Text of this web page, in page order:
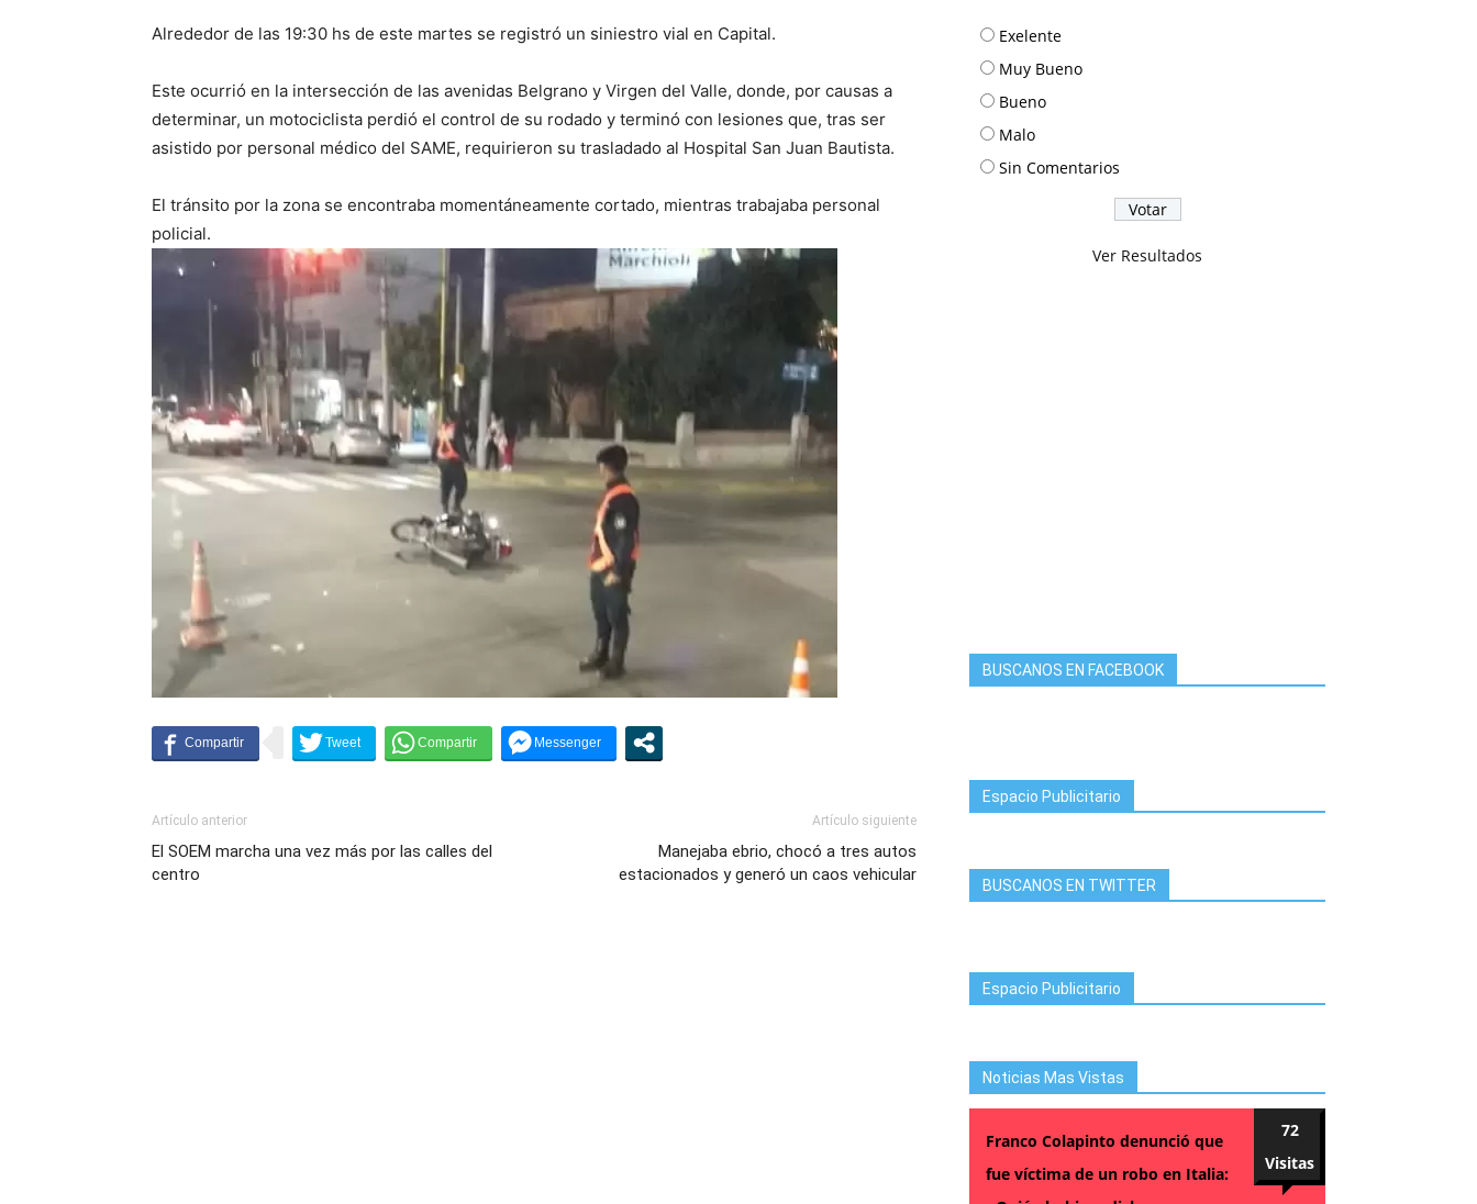
Alrededor de las 19:30 hs de este martes se registró un siniestro vial en Capital.
Este ocurrió en la intersección de las avenidas Belgrano y Virgen del Valle, donde, por causas a
determinar, un motociclista perdió el control de su rodado y terminó con lesiones que, tras ser
asistido por personal médico del SAME, requirieron su trasladado al Hospital San Juan Bautista.
El tránsito por la zona se encontraba momentáneamente cortado, mientras trabajaba personal
policial.
Artículo anterior
El SOEM marcha una vez más por las calles del
centro
Artículo siguiente
Manejaba ebrio, chocó a tres autos
estacionados y generó un caos vehicular
Exelente
Muy Bueno
Bueno
Malo
Sin Comentarios
Ver Resultados
BUSCANOS EN FACEBOOK
Espacio Publicitario
BUSCANOS EN TWITTER
Espacio Publicitario
Noticias Mas Vistas
Franco Colapinto denunció que
fue víctima de un robo en Italia:
72
Visitas